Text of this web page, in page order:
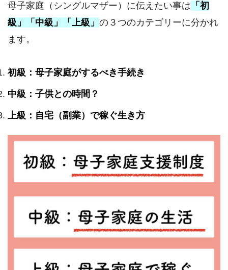
母子家庭（シングルマザー）に伝えたい事は 「初
級」「中級」「上級」 の３つのカテゴリーに分かれ
ます。
初級：母子家庭がするべき手続き
中級：子供との時間？
上級：自宅（副業）で稼ぐ生き方